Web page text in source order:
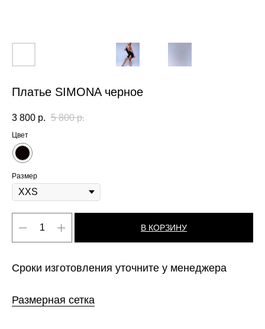
Платье SIMONA черное
3 800 р. 5 800 р.
Цвет
Размер
В КОРЗИНУ
Сроки изготовления уточните у менеджера
Размерная сетка